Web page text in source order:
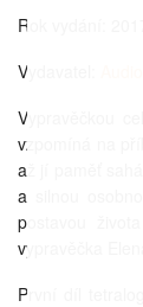
Rok vydání: 2017
Vydavatel:
Vypravěčkou
vzpomíná na
až jí paměť
a silnou
postavou
vypravěčka Elena.
První díl